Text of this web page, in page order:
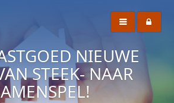
NIEUWE
STEEK- NAAR